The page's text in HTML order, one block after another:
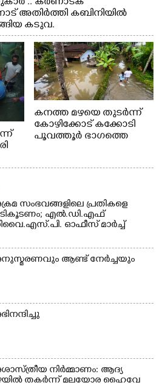
.. കർണാടക
അതിർത്തി കബിനിയിൽ
കടുവ.
കനത്ത മഴയെ തുടർന്ന്
കോഴിക്കോട് കക്കോടി
പൂവത്തൂർ ഭാഗത്തെ
സംഭവങ്ങളിലെ പ്രതികളെ
എൽ.ഡി.എഫ്
ഓഫീസ് മാർച്ച്
ആണ്ട് നേർച്ചയും
നിർമ്മാണം: ആദ്യ
തകർന്ന് മലയോര ഹൈവേ